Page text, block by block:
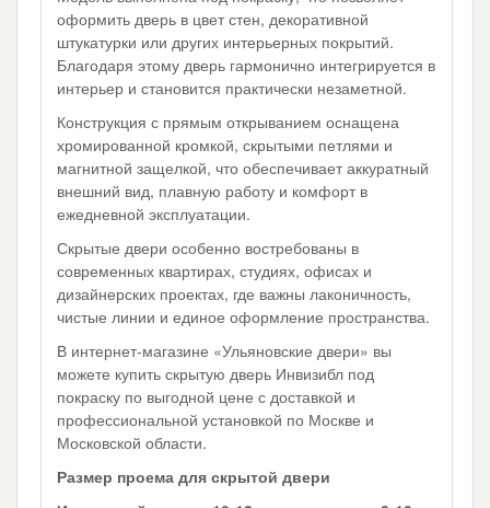
оформить дверь в цвет стен, декоративной
штукатурки или других интерьерных покрытий.
Благодаря этому дверь гармонично интегрируется в
интерьер и становится практически незаметной.
Конструкция с прямым открыванием оснащена
хромированной кромкой, скрытыми петлями и
магнитной защелкой, что обеспечивает аккуратный
внешний вид, плавную работу и комфорт в
ежедневной эксплуатации.
Скрытые двери особенно востребованы в
современных квартирах, студиях, офисах и
дизайнерских проектах, где важны лаконичность,
чистые линии и единое оформление пространства.
В интернет-магазине «Ульяновские двери» вы
можете купить скрытую дверь Инвизибл под
покраску по выгодной цене с доставкой и
профессиональной установкой по Москве и
Московской области.
Размер проема для скрытой двери